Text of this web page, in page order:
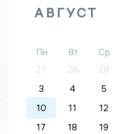
АВГУСТ
Пн Вт Ср
27
28 29
3
4 5
10
11 12
17
18 19